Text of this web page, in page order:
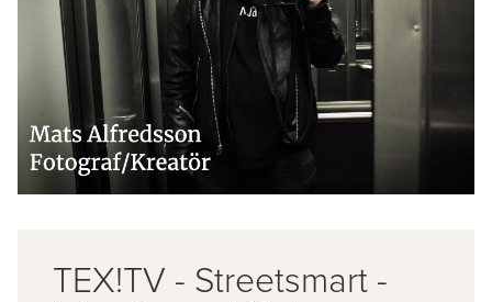
TEX!TV - Streetsmart -